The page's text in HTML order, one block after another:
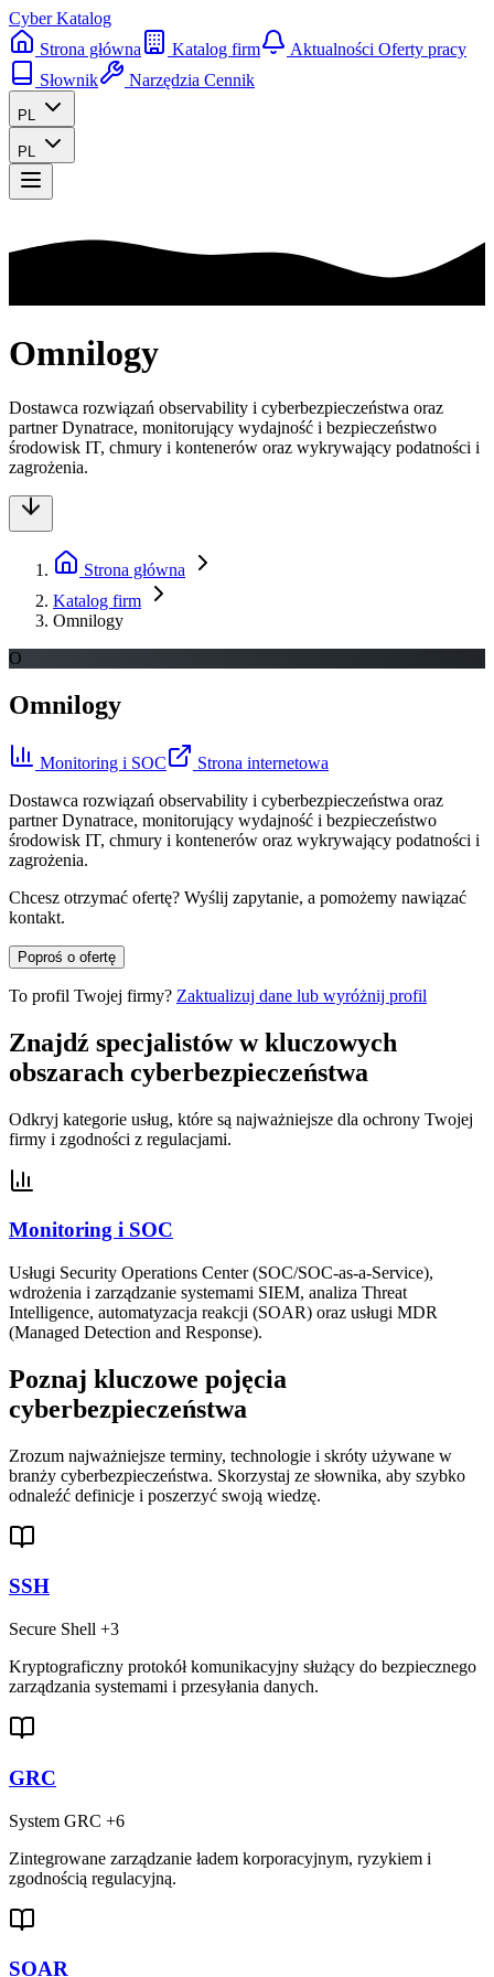
Cyber Katalog
Strona główna
Katalog firm Aktualności Oferty pracy
Słownik
Narzędzia Cennik
PL
PL
Omnilogy
Dostawca rozwiązań observability i cyberbezpieczeństwa oraz
partner Dynatrace, monitorujący wydajność i bezpieczeństwo
środowisk IT, chmury i kontenerów oraz wykrywający podatności i
zagrożenia.
Strona główna
Katalog firm
Omnilogy
O
Omnilogy
Monitoring i SOC
Strona internetowa
Dostawca rozwiązań observability i cyberbezpieczeństwa oraz
partner Dynatrace, monitorujący wydajność i bezpieczeństwo
środowisk IT, chmury i kontenerów oraz wykrywający podatności i
zagrożenia.
Chcesz otrzymać ofertę? Wyślij zapytanie, a pomożemy nawiązać
kontakt.
Poproś o ofertę
To profil Twojej firmy? Zaktualizuj dane lub wyróżnij profil
Znajdź specjalistów w kluczowych
obszarach cyberbezpieczeństwa
Odkryj kategorie usług, które są najważniejsze dla ochrony Twojej
firmy i zgodności z regulacjami.
Monitoring i SOC
Usługi Security Operations Center (SOC/SOC-as-a-Service),
wdrożenia i zarządzanie systemami SIEM, analiza Threat
Intelligence, automatyzacja reakcji (SOAR) oraz usługi MDR
(Managed Detection and Response).
Poznaj kluczowe pojęcia
cyberbezpieczeństwa
Zrozum najważniejsze terminy, technologie i skróty używane w
branży cyberbezpieczeństwa. Skorzystaj ze słownika, aby szybko
odnaleźć definicje i poszerzyć swoją wiedzę.
SSH
Secure Shell +3
Kryptograficzny protokół komunikacyjny służący do bezpiecznego
zarządzania systemami i przesyłania danych.
GRC
System GRC +6
Zintegrowane zarządzanie ładem korporacyjnym, ryzykiem i
zgodnością regulacyjną.
SOAR